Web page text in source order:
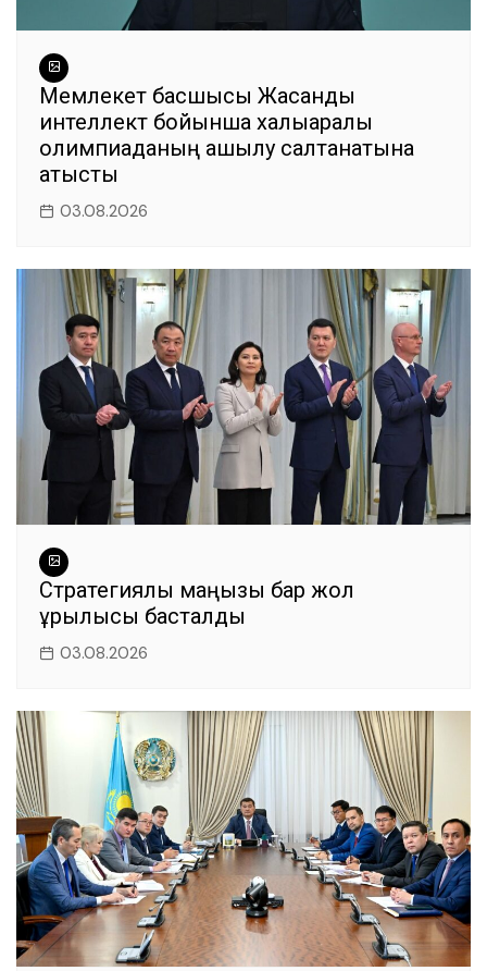
Мемлекет басшысы Жасанды
интеллект бойынша халықаралық
олимпиаданың ашылу салтанатына
қатысты
03.08.2026
Стратегиялық маңызы бар жол
құрылысы басталды
03.08.2026